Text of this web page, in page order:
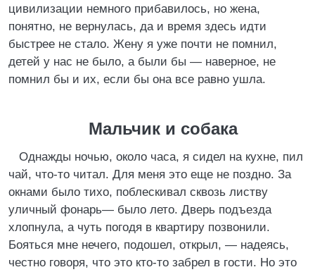
цивилизации немного прибавилось, но жена,
понятно, не вернулась, да и время здесь идти
быстрее не стало. Жену я уже почти не помнил,
детей у нас не было, а были бы — наверное, не
помнил бы и их, если бы она все равно ушла.
Мальчик и собака
Однажды ночью, около часа, я сидел на кухне, пил
чай, что-то читал. Для меня это еще не поздно. За
окнами было тихо, поблескивал сквозь листву
уличный фонарь— было лето. Дверь подъезда
хлопнула, а чуть погодя в квартиру позвонили.
Бояться мне нечего, подошел, открыл, — надеясь,
честно говоря, что это кто-то забрел в гости. Но это